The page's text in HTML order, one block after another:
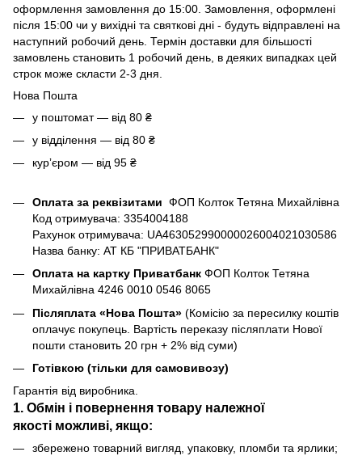
оформлення замовлення до 15:00. Замовлення, оформлені
після 15:00 чи у вихідні та святкові дні - будуть відправлені на
наступний робочий день. Термін доставки для більшості
замовлень становить 1 робочий день, в деяких випадках цей
строк може скласти 2-3 дня.
Нова Пошта
у поштомат — від 80 ₴
у відділення — від 80 ₴
курʼєром — від 95 ₴
Оплата за реквізитами ФОП Колток Тетяна Михайлівна
Код отримувача: 3354004188
Рахунок отримувача: UA463052990000026004021030586
Назва банку: АТ КБ "ПРИВАТБАНК"
Оплата на картку Приватбанк ФОП Колток Тетяна
Михайлівна 4246 0010 0546 8065
Післяплата «Нова Пошта» (Комісію за пересилку коштів
оплачує покупець. Вартість переказу післяплати Нової
пошти становить 20 грн + 2% від суми)
Готівкою (тільки для самовивозу)
Гарантія від виробника.
1. Обмін і повернення товару належної
якості можливі, якщо:
збережено товарний вигляд, упаковку, пломби та ярлики;